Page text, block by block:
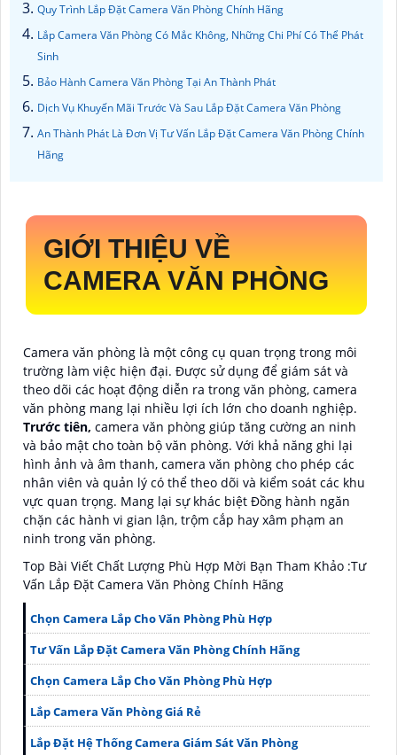
Quy Trình Lắp Đặt Camera Văn Phòng Chính Hãng
Lắp Camera Văn Phòng Có Mắc Không, Những Chi Phí Có Thể Phát
Sinh
Bảo Hành Camera Văn Phòng Tại An Thành Phát
Dịch Vụ Khuyến Mãi Trước Và Sau Lắp Đặt Camera Văn Phòng
An Thành Phát Là Đơn Vị Tư Vấn Lắp Đặt Camera Văn Phòng Chính
Hãng
GIỚI THIỆU VỀ
CAMERA VĂN PHÒNG
Camera văn phòng là một công cụ quan trọng trong môi
trường làm việc hiện đại. Được sử dụng để giám sát và
theo dõi các hoạt động diễn ra trong văn phòng, camera
văn phòng mang lại nhiều lợi ích lớn cho doanh nghiệp.
Trước tiên, camera văn phòng giúp tăng cường an ninh
và bảo mật cho toàn bộ văn phòng. Với khả năng ghi lại
hình ảnh và âm thanh, camera văn phòng cho phép các
nhân viên và quản lý có thể theo dõi và kiểm soát các khu
vực quan trọng. Mang lại sự khác biệt Đồng hành ngăn
chặn các hành vi gian lận, trộm cắp hay xâm phạm an
ninh trong văn phòng.
Top Bài Viết Chất Lượng Phù Hợp Mời Bạn Tham Khảo :Tư
Vấn Lắp Đặt Camera Văn Phòng Chính Hãng
Chọn Camera Lắp Cho Văn Phòng Phù Hợp
Tư Vấn Lắp Đặt Camera Văn Phòng Chính Hãng
Chọn Camera Lắp Cho Văn Phòng Phù Hợp
Lắp Camera Văn Phòng Giá Rẻ
Lắp Đặt Hệ Thống Camera Giám Sát Văn Phòng